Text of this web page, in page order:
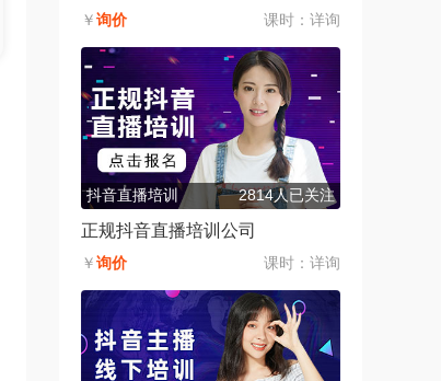
￥询价 课时： 详询
抖音直播培训 2814人已关注
正规抖音直播培训公司
￥询价 课时： 详询